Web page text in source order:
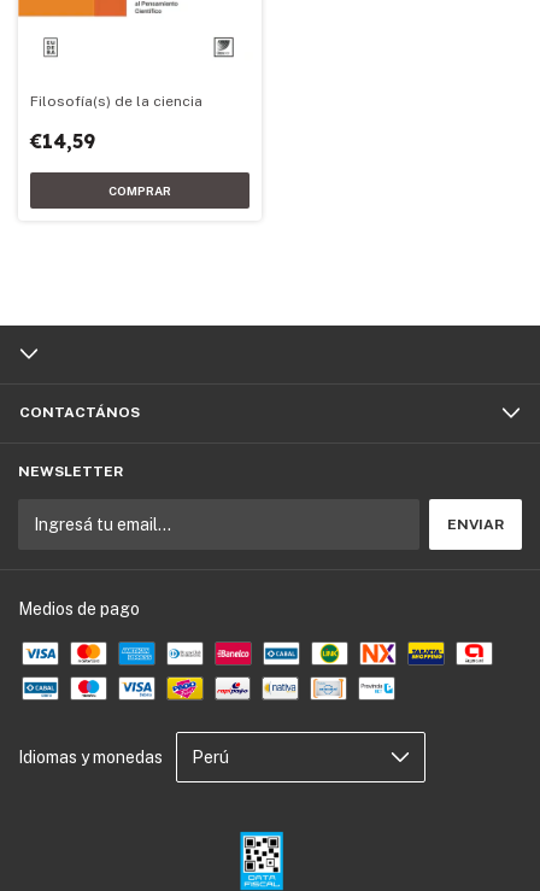
Filosofía(s) de la ciencia
€14,59
CONTACTÁNOS
NEWSLETTER
Medios de pago
Idiomas y monedas